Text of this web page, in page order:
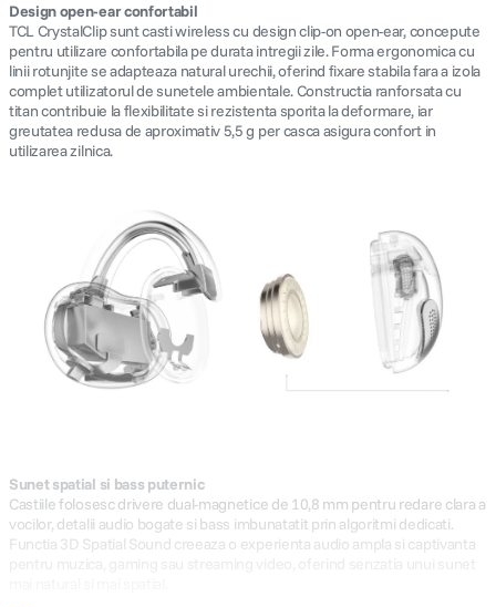
Design open-ear confortabil
TCL CrystalClip sunt casti wireless cu design clip-on open-ear, concepute
pentru utilizare confortabila pe durata intregii zile. Forma ergonomica cu
linii rotunjite se adapteaza natural urechii, oferind fixare stabila fara a izola
complet utilizatorul de sunetele ambientale. Constructia ranforsata cu
titan contribuie la flexibilitate si rezistenta sporita la deformare, iar
greutatea redusa de aproximativ 5,5 g per casca asigura confort in
utilizarea zilnica.
Sunet spatial si bass puternic
Castiile folosesc drivere dual-magnetice de 10,8 mm pentru redare clara a
vocilor, detalii audio bogate si bass imbunatatit prin algoritmi dedicati.
Functia 3D Spatial Sound creeaza o experienta audio ampla si captivanta